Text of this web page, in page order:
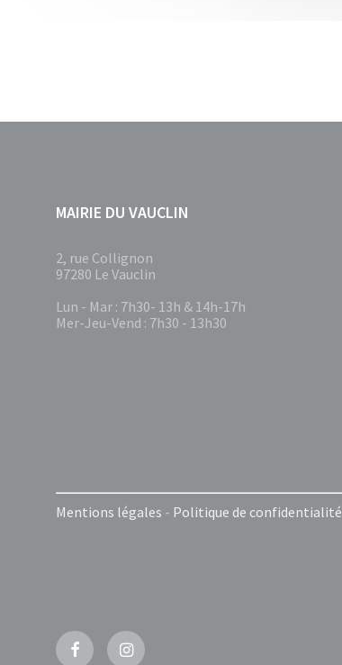
MAIRIE DU VAUCLIN
2, rue Collignon
97280 Le Vauclin
Lun - Mar : 7h30- 13h & 14h-17h
Mer-Jeu-Vend : 7h30 - 13h30
Mentions légales - Politique de confidentialité
FacebookInstagram